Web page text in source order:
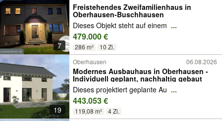
7
Freistehendes Zweifamilienhaus in
Oberhausen-Buschhausen
Dieses Objekt steht auf einem ...
479.000 €
286 m² 10 Zi.
19
Oberhausen 06.08.2026
Modernes Ausbauhaus in Oberhausen -
Individuell geplant, nachhaltig gebaut
Dieses projektiert geplante Au ...
443.053 €
119,08 m² 4 Zi.